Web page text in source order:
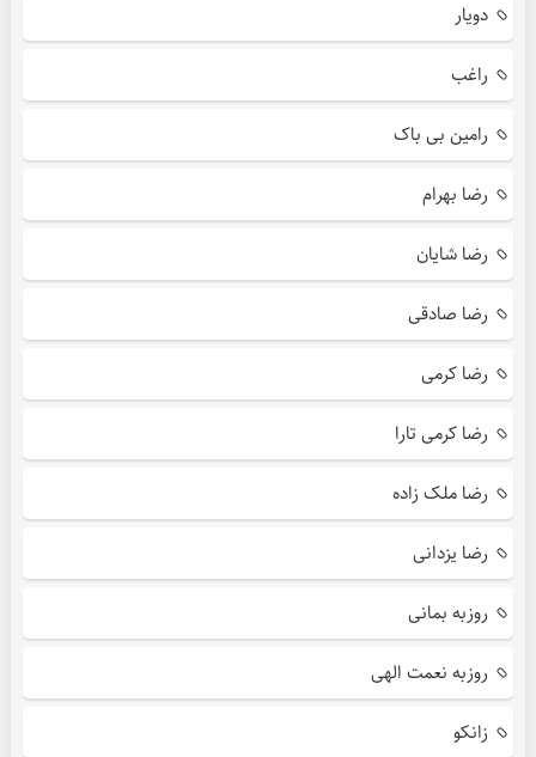
دویار
راغب
رامین بی باک
رضا بهرام
رضا شایان
رضا صادقی
رضا کرمی
رضا کرمی تارا
رضا ملک زاده
رضا یزدانی
روزبه بمانی
روزبه نعمت الهی
زانکو